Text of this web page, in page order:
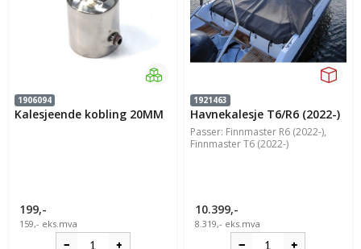
1906094
Kalesjeende kobling 20MM
199,-
159,- eks.mva
1921463
Havnekalesje T6/R6 (2022-)
Passer: Finnmaster R6 (2022-),
Finnmaster T6 (2022-)
10.399,-
8.319,- eks.mva